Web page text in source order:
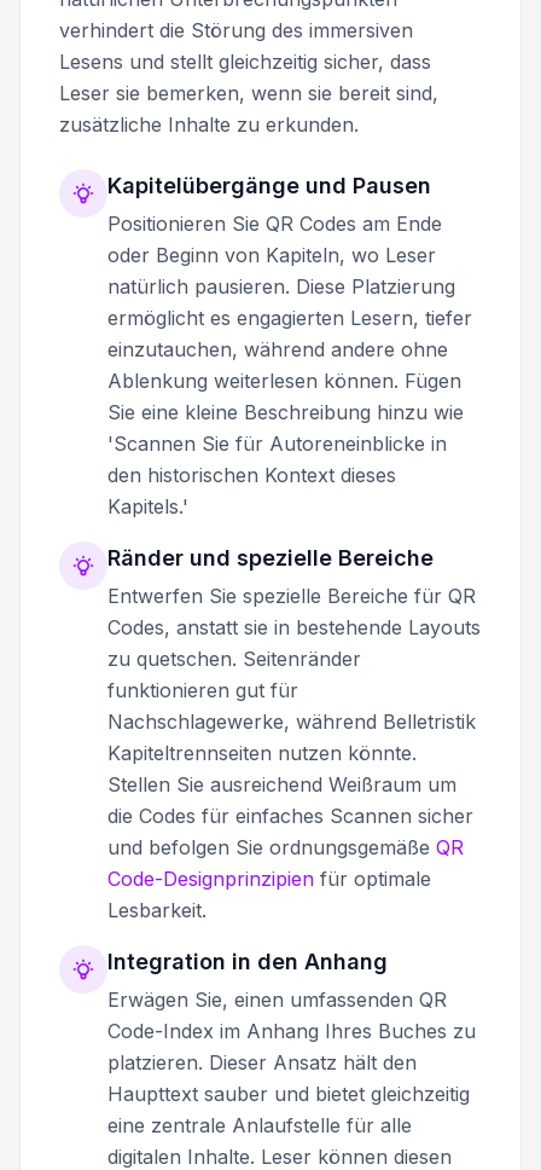
verhindert die Störung des immersiven
Lesens und stellt gleichzeitig sicher, dass
Leser sie bemerken, wenn sie bereit sind,
zusätzliche Inhalte zu erkunden.
Kapitelübergänge und Pausen
Positionieren Sie QR Codes am Ende
oder Beginn von Kapiteln, wo Leser
natürlich pausieren. Diese Platzierung
ermöglicht es engagierten Lesern, tiefer
einzutauchen, während andere ohne
Ablenkung weiterlesen können. Fügen
Sie eine kleine Beschreibung hinzu wie
'Scannen Sie für Autoreneinblicke in
den historischen Kontext dieses
Kapitels.'
Ränder und spezielle Bereiche
Entwerfen Sie spezielle Bereiche für QR
Codes, anstatt sie in bestehende Layouts
zu quetschen. Seitenränder
funktionieren gut für
Nachschlagewerke, während Belletristik
Kapiteltrennseiten nutzen könnte.
Stellen Sie ausreichend Weißraum um
die Codes für einfaches Scannen sicher
und befolgen Sie ordnungsgemäße QR
Code-Designprinzipien für optimale
Lesbarkeit.
Integration in den Anhang
Erwägen Sie, einen umfassenden QR
Code-Index im Anhang Ihres Buches zu
platzieren. Dieser Ansatz hält den
Haupttext sauber und bietet gleichzeitig
eine zentrale Anlaufstelle für alle
digitalen Inhalte. Leser können diesen